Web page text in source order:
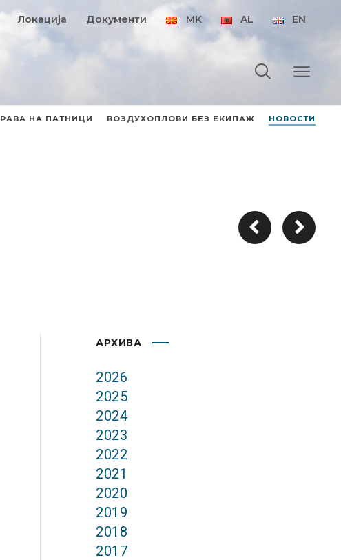
Локација Документи MK AL EN
НА ПАТНИЦИ ВОЗДУХОПЛОВИ БЕЗ ЕКИПАЖ НОВОСТИ
АРХИВА
2026
2025
2024
2023
2022
2021
2020
2019
2018
2017